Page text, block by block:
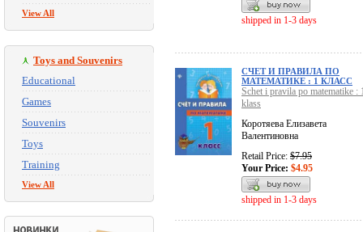
View All
Toys and Souvenirs
Educational
Games
Souvenirs
Toys
Training
View All
shipped in 1-3 days
СЧЕТ И ПРАВИЛА ПО
МАТЕМАТИКЕ : 1 КЛАСС
Schet i pravila po matematike :
klass
Коротяева Елизавета
Валентиновна
Retail Price: $7.95
Your Price: $4.95
shipped in 1-3 days